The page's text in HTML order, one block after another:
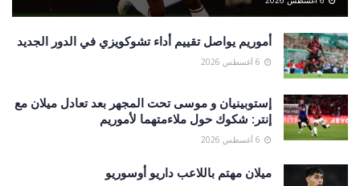
أموريم يواصل تقييم أداء تشوكويزي في الدور الجديد
إستوبينيان و موسى تحت المجهر بعد تعادل ميلان مع
إنتر: شكوك حول ملاءمتهما لأموريم
ميلان مهتم باللاعب داريو أوسوريو